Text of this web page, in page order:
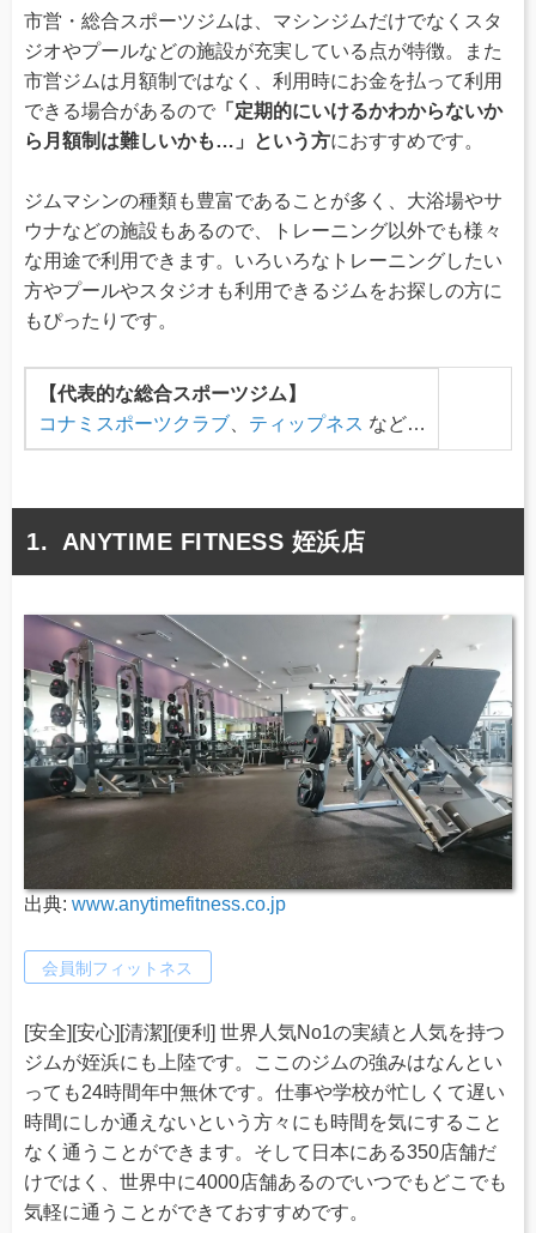
市営・総合スポーツジムは、マシンジムだけでなくスタ
ジオやプールなどの施設が充実している点が特徴。また
市営ジムは月額制ではなく、利用時にお金を払って利用
できる場合があるので 「定期的にいけるかわからないか
ら月額制は難しいかも…」という方におすすめです。
ジムマシンの種類も豊富であることが多く、大浴場やサ
ウナなどの施設もあるので、トレーニング以外でも様々
な用途で利用できます。いろいろなトレーニングしたい
方やプールやスタジオも利用できるジムをお探しの方に
もぴったりです。
【代表的な総合スポーツジム】
コナミスポーツクラブ
ティップネス など…
ANYTIME FITNESS 姪浜店
出典: www.anytimefitness.co.jp
会員制フィットネス
[安全][安心][清潔][便利] 世界人気No1の実績と人気を持つ
ジムが姪浜にも上陸です。ここのジムの強みはなんとい
っても24時間年中無休です。仕事や学校が忙しくて遅い
時間にしか通えないという方々にも時間を気にすること
なく通うことができます。そして日本にある350店舗だ
けではく、世界中に4000店舗あるのでいつでもどこでも
気軽に通うことができておすすめです。